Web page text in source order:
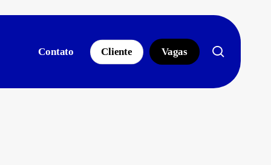
Contato Cliente Vagas